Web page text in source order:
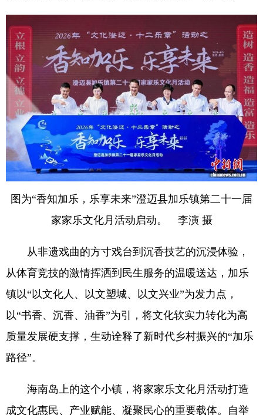
图为“香知加乐，乐享未来”澄迈县加乐镇第二十一届
家家乐文化月活动启动。 李演 摄
从非遗戏曲的方寸戏台到沉香技艺的沉浸体验，
从体育竞技的激情挥洒到民生服务的温暖送达，加乐
镇以“以文化人、以文塑城、以文兴业”为发力点，
以“书香、沉香、油香”为引，将文化软实力转化为高
质量发展硬支撑，生动诠释了新时代乡村振兴的“加乐
路径”。
海南岛上的这个小镇，将家家乐文化月活动打造
成文化惠民、产业赋能、凝聚民心的重要载体。自举